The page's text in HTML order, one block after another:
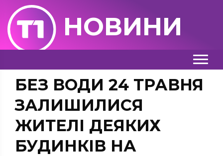
НОВИНИ
БЕЗ ВОДИ 24 ТРАВНЯ
ЗАЛИШИЛИСЯ
ЖИТЕЛІ ДЕЯКИХ
БУДИНКІВ НА